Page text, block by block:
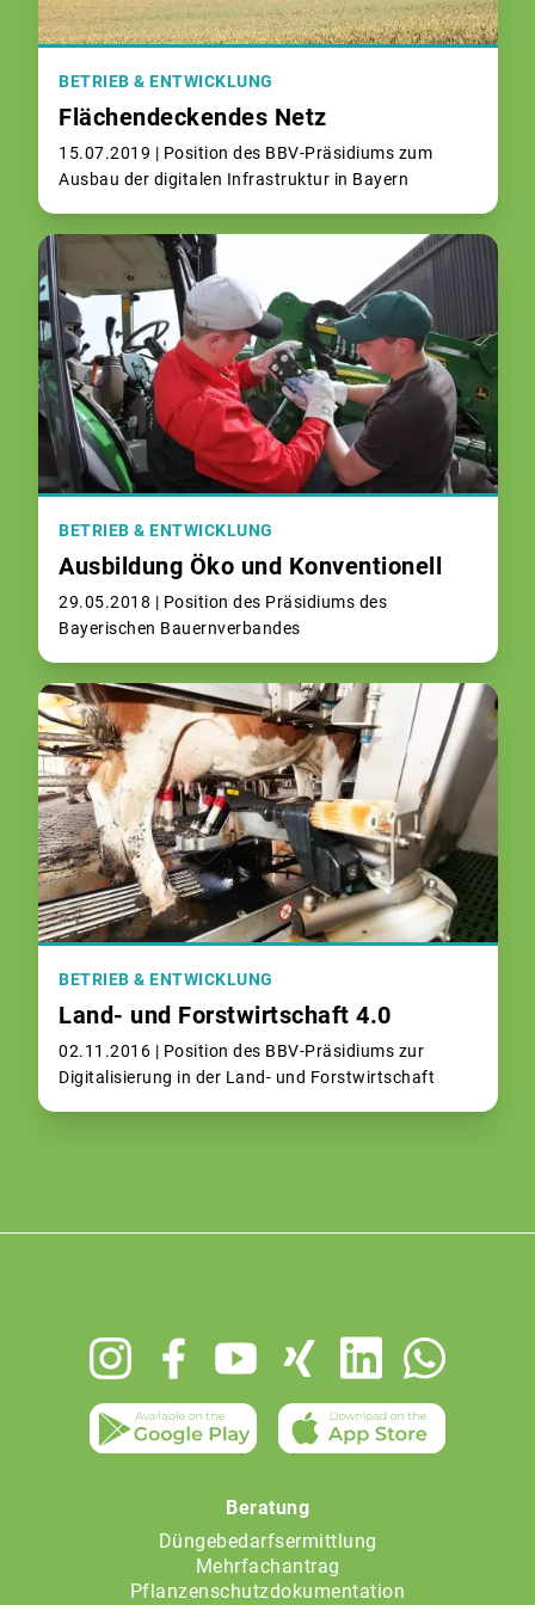
BETRIEB & ENTWICKLUNG
Flächendeckendes Netz
15.07.2019 | Position des BBV-Präsidiums zum
Ausbau der digitalen Infrastruktur in Bayern
BETRIEB & ENTWICKLUNG
Ausbildung Öko und Konventionell
29.05.2018 | Position des Präsidiums des
Bayerischen Bauernverbandes
BETRIEB & ENTWICKLUNG
Land- und Forstwirtschaft 4.0
02.11.2016 | Position des BBV-Präsidiums zur
Digitalisierung in der Land- und Forstwirtschaft
Beratung
Düngebedarfsermittlung
Mehrfachantrag
Pflanzenschutzdokumentation